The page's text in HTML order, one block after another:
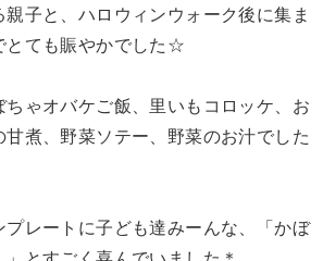
子と、ハロウィンウォーク後に集ま
とても賑やかでした☆
ちゃオバケご飯、里いもコロッケ、お
煮、野菜ソテー、野菜のお汁でした
プレートに子ども達みーんな、「かぼ